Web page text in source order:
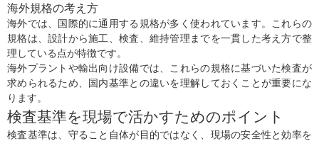
海外規格の考え方
海外では、国際的に通用する規格が多く使われています。これらの
規格は、設計から施工、検査、維持管理までを一貫した考え方で整
理している点が特徴です。
海外プラントや輸出向け設備では、これらの規格に基づいた検査が
求められるため、国内基準との違いを理解しておくことが重要にな
ります。
検査基準を現場で活かすためのポイント
検査基準は、守ること自体が目的ではなく、現場の安全性と効率を